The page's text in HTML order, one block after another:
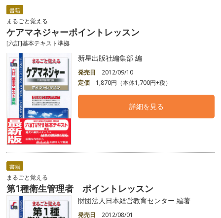
書籍
まるごと覚える
ケアマネジャーポイントレッスン
[六訂]基本テキスト準拠
新星出版社編集部 編
発売日
2012/09/10
定価
1,870円（本体1,700円+税）
詳細を見る
書籍
まるごと覚える
第1種衛生管理者 ポイントレッスン
財団法人日本経営教育センター 編著
発売日 2012/08/01